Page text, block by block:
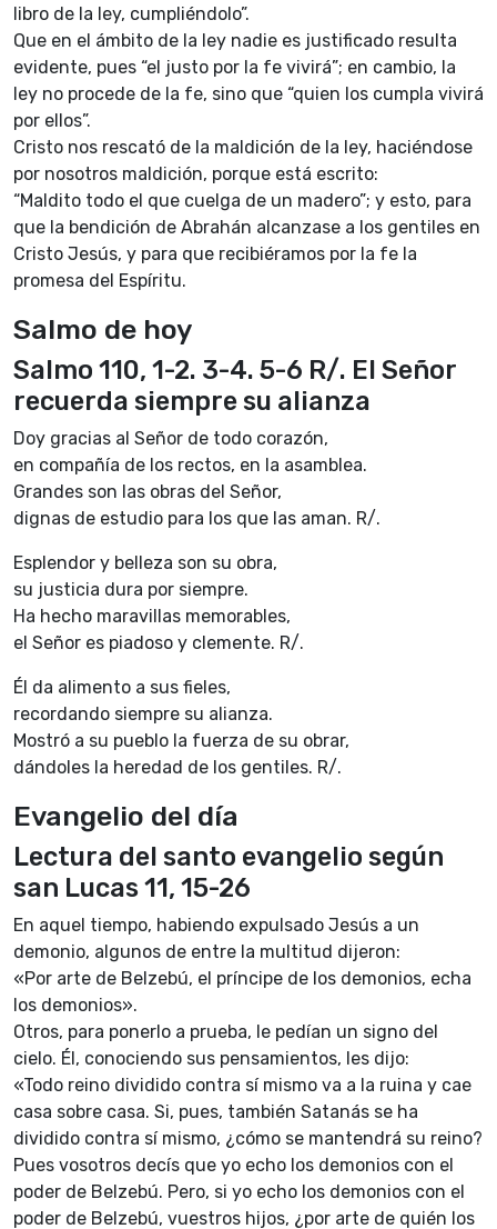
libro de la ley, cumpliéndolo”.
Que en el ámbito de la ley nadie es justificado resulta
evidente, pues “el justo por la fe vivirá”; en cambio, la
ley no procede de la fe, sino que “quien los cumpla vivirá
por ellos”.
Cristo nos rescató de la maldición de la ley, haciéndose
por nosotros maldición, porque está escrito:
“Maldito todo el que cuelga de un madero”; y esto, para
que la bendición de Abrahán alcanzase a los gentiles en
Cristo Jesús, y para que recibiéramos por la fe la
promesa del Espíritu.
Salmo de hoy
Salmo 110, 1-2. 3-4. 5-6 R/. El Señor
recuerda siempre su alianza
Doy gracias al Señor de todo corazón,
en compañía de los rectos, en la asamblea.
Grandes son las obras del Señor,
dignas de estudio para los que las aman. R/.
Esplendor y belleza son su obra,
su justicia dura por siempre.
Ha hecho maravillas memorables,
el Señor es piadoso y clemente. R/.
Él da alimento a sus fieles,
recordando siempre su alianza.
Mostró a su pueblo la fuerza de su obrar,
dándoles la heredad de los gentiles. R/.
Evangelio del día
Lectura del santo evangelio según
san Lucas 11, 15-26
En aquel tiempo, habiendo expulsado Jesús a un
demonio, algunos de entre la multitud dijeron:
«Por arte de Belzebú, el príncipe de los demonios, echa
los demonios».
Otros, para ponerlo a prueba, le pedían un signo del
cielo. Él, conociendo sus pensamientos, les dijo:
«Todo reino dividido contra sí mismo va a la ruina y cae
casa sobre casa. Si, pues, también Satanás se ha
dividido contra sí mismo, ¿cómo se mantendrá su reino?
Pues vosotros decís que yo echo los demonios con el
poder de Belzebú. Pero, si yo echo los demonios con el
poder de Belzebú, vuestros hijos, ¿por arte de quién los